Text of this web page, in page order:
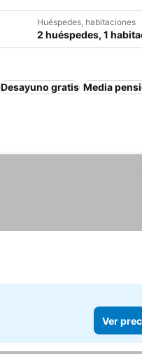
Huéspedes, habitaciones
2 huéspedes, 1
Desayuno gratis Media
Ver